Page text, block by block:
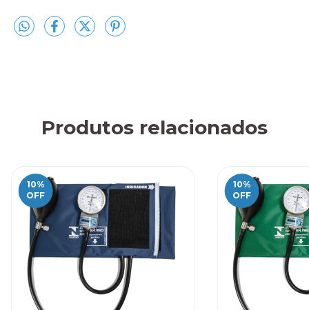
Produtos relacionados
10%
OFF
10%
OFF